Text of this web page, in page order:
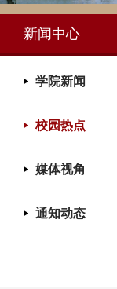
新闻中心
学院新闻
校园热点
媒体视角
通知动态